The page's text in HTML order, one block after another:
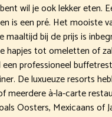
wil je ook lekker eten.
is een pré. Het mooiste
maaltijd bij de prijs is
hapjes tot omeletten of
professioneel
De luxueuze resorts
meerdere à-la-carte
Oosters, Mexicaans of